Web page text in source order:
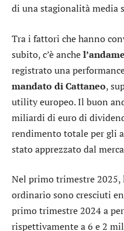
di una stagionalità media
Tra i fattori che hanno
subito, c’è anche
registrato una
mandato di Cattaneo,
utility europeo. Il buon
miliardi di euro di
rendimento totale per gli
stato apprezzato dal
Nel primo trimestre 2025,
ordinario sono cresciuti
primo trimestre 2024 a
rispettivamente a 6 e 2